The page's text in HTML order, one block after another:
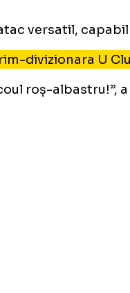
versatil,
divizionara U
roș-albastru!”,